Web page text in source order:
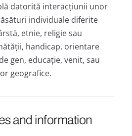
datorită interacțiunii unor
individuale diferite
etnie, religie sau
handicap, orientare
gen, educație, venit, sau
geografice.
and information